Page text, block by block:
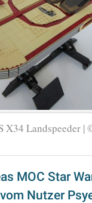
X34 Landspeeder |
MOC Star
Nutzer